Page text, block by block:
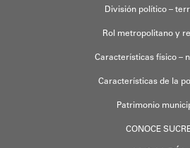
División político –
Rol metropolitano y
Características físico –
Características de la
Patrimonio
CONOCE